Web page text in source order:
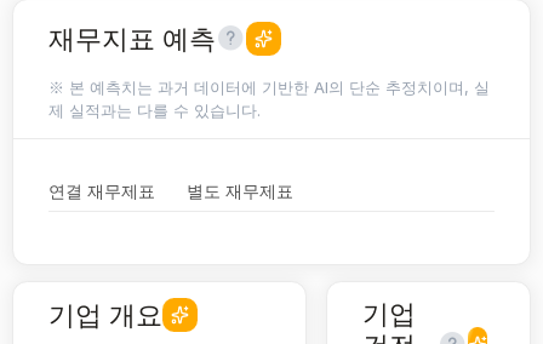
재무지표 예측
※ 본 예측치는 과거 데이터에 기반한 AI의 단순 추정치이며, 실
제 실적과는 다를 수 있습니다.
연결 재무제표 별도 재무제표
기업 개요
기업